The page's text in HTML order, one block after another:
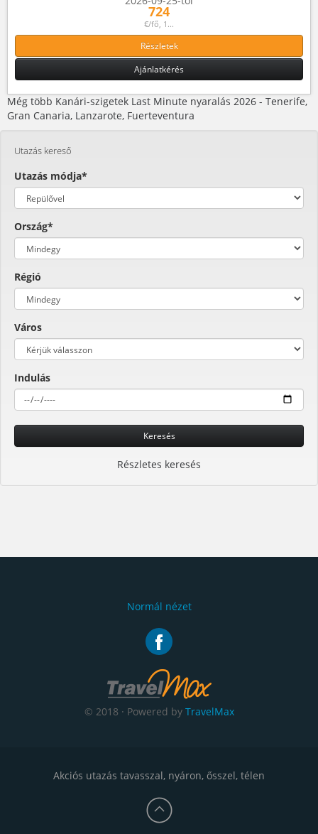
724
€/fő, 1...
Részletek
Ajánlatkérés
Még több Kanári-szigetek Last Minute nyaralás 2026 - Tenerife,
Gran Canaria, Lanzarote, Fuerteventura
Utazás kereső
Utazás módja*
Ország*
Régió
Város
Indulás
Keresés
Részletes keresés
Normál nézet
© 2018 · Powered by TravelMax
Akciós utazás tavasszal, nyáron, ősszel, télen